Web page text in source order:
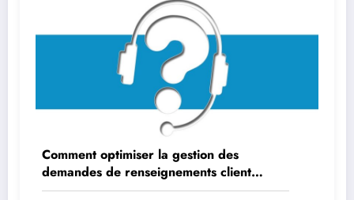
Comment optimiser la gestion des
demandes de renseignements client
internes